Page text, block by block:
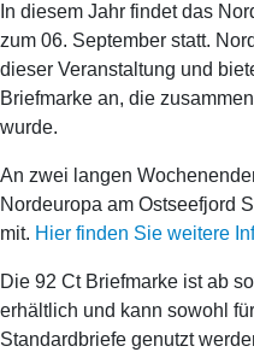
In diesem Jahr findet das
zum 06. September statt.
dieser Veranstaltung und
Briefmarke an, die
wurde.
An zwei langen
Nordeuropa am Ostseefjord
mit. Hier finden Sie weitere
Die 92 Ct Briefmarke ist ab
erhältlich und kann sowohl
Standardbriefe genutzt